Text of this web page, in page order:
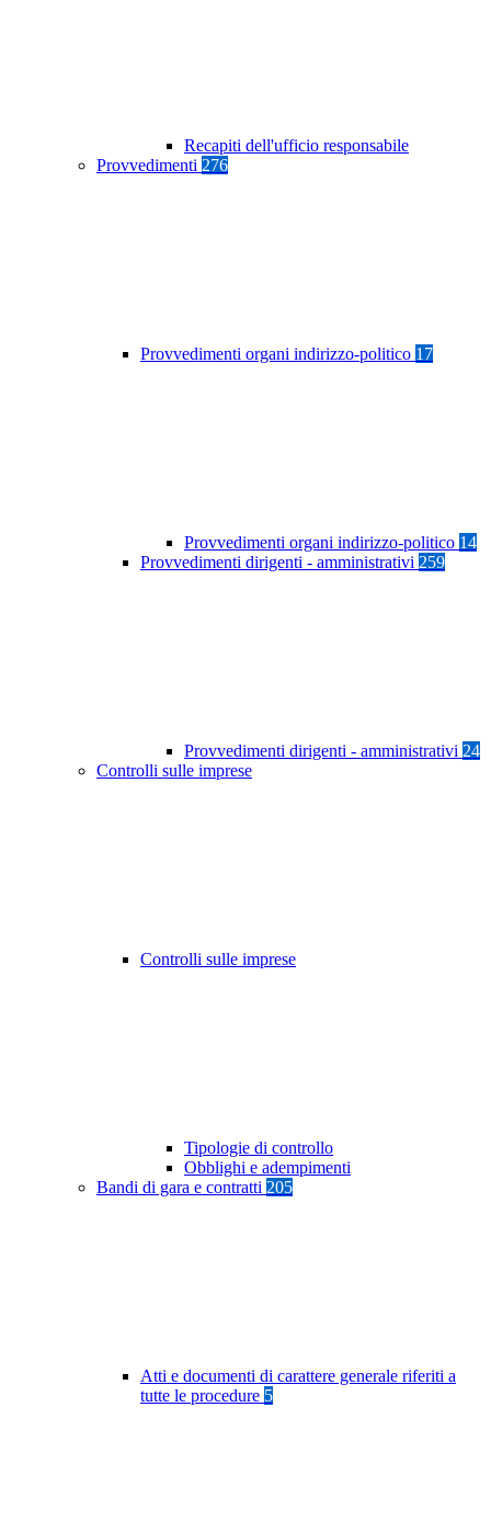
Recapiti dell'ufficio responsabile
Provvedimenti 276
Provvedimenti organi indirizzo-politico 17
Provvedimenti organi indirizzo-politico 14
Provvedimenti dirigenti - amministrativi 259
Provvedimenti dirigenti - amministrativi 24
Controlli sulle imprese
Controlli sulle imprese
Tipologie di controllo
Obblighi e adempimenti
Bandi di gara e contratti 205
Atti e documenti di carattere generale riferiti a
tutte le procedure 5